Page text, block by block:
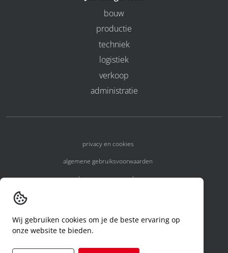
bouw
productie
techniek
logistiek
verkoop
administratie
privacy en cookies
algemene gebruiksvoorwaarden
algemene voorwaarden
code of conduct
aanvraag rechten ivm privacy
Wij gebruiken cookies om je de beste ervaring op
onze website te bieden.